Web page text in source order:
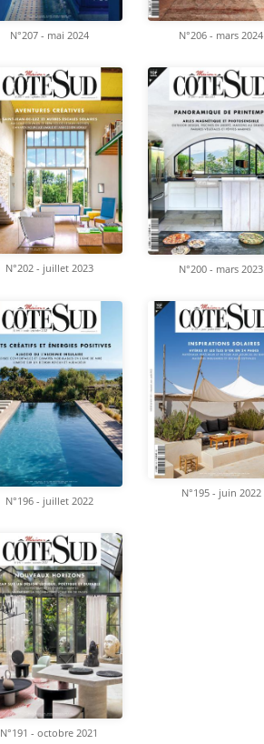
N°207 - mai 2024 N°206 - mars 2024
N°202 - juillet 2023 N°200 - mars 2023
N°196 - juillet 2022
N°195 - juin 2022
N°191 - octobre 2021